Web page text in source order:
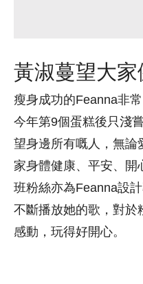
黃淑蔓望大
瘦身成功的Feanna非
今年第9個蛋糕後只淺
望身邊所有嘅人，無論
家身體健康、平安、開
班粉絲亦為Feanna設
不斷播放她的歌，對於
感動，玩得好開心。